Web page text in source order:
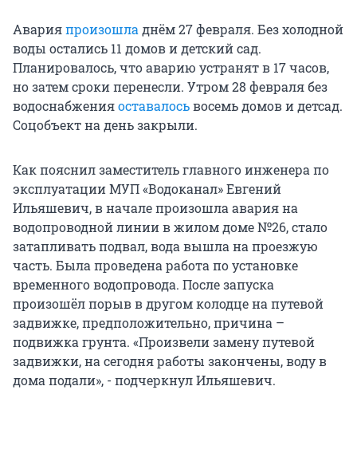
Аварияпроизошла днём 27 февраля. Без холодной
воды остались 11 домов и детский сад.
Планировалось, что аварию устранят в 17 часов,
но затем сроки перенесли. Утром 28 февраля без
водоснабженияоставалосьвосемь домов и детсад.
Соцобъект на день закрыли.
Как пояснил заместитель главного инженера по
эксплуатации МУП «Водоканал» Евгений
Ильяшевич, в начале произошла авария на
водопроводной линии в жилом доме №26, стало
затапливать подвал, вода вышла на проезжую
часть. Была проведена работа по установке
временного водопровода. После запуска
произошёл порыв в другом колодце на путевой
задвижке, предположительно, причина –
подвижка грунта. «Произвели замену путевой
задвижки, на сегодня работы закончены, воду в
дома подали», - подчеркнул Ильяшевич.